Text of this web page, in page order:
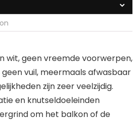
wit, geen vreemde voorwerpen,
vuil, meermaals afwasbaar
zijn zeer veelzijdig.
en knutseldoeleinden
om het balkon of de